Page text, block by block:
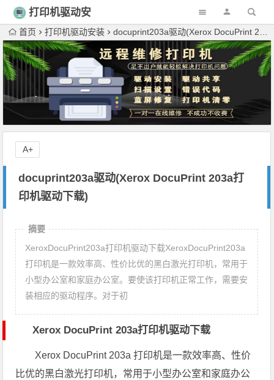
打印机驱动安
装首页 打印机驱动安装 docuprint203a驱动(Xerox DocuPrint 203a打印机驱动下载)
docuprint203a驱动(Xerox DocuPrint 203a打
印机驱动下载)
A+
摘要
XeroxDocuPrint203a打印机驱动下载XeroxDocuPrint203a
打印机是一款效率高、性价比优的黑白激光打印机，常用于
小型办公室和家庭办公室。要使该打印机正常工作，需要安
装相应的驱动程序。对于初
Xerox DocuPrint 203a打印机驱动下载
Xerox DocuPrint 203a 打印机是一款效率高、性价
比优的黑白激光打印机，常用于小型办公室和家庭办公